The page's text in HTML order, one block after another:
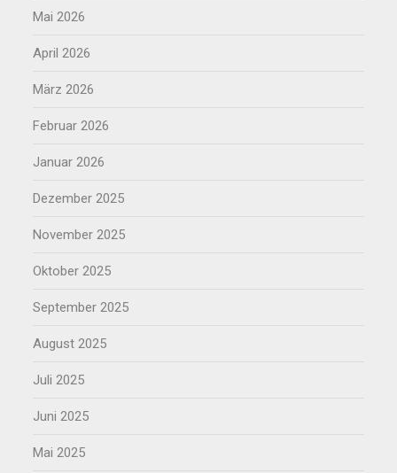
Mai 2026
April 2026
März 2026
Februar 2026
Januar 2026
Dezember 2025
November 2025
Oktober 2025
September 2025
August 2025
Juli 2025
Juni 2025
Mai 2025